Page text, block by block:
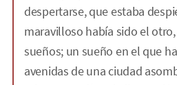
despertarse, que estaba
maravilloso había sido el
sueños; un sueño en el que
avenidas de una ciudad